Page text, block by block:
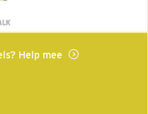
Help mee